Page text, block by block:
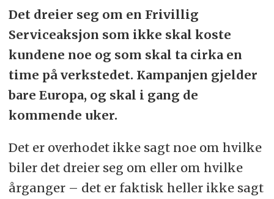
Det dreier seg om en Frivillig
Serviceaksjon som ikke skal koste
kundene noe og som skal ta cirka en
time på verkstedet. Kampanjen gjelder
bare Europa, og skal i gang de
kommende uker.
Det er overhodet ikke sagt noe om hvilke
biler det dreier seg om eller om hvilke
årganger – det er faktisk heller ikke sagt